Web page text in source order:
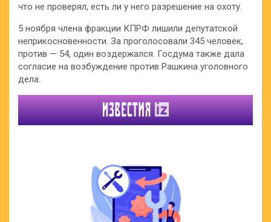
что не проверял, есть ли у него разрешение на охоту.
5 ноября члена фракции КПРФ лишили депутатской
неприкосновенности. За проголосовали 345 человек,
против — 54, один воздержался. Госдума также дала
согласие на возбуждение против Рашкина уголовного
дела.